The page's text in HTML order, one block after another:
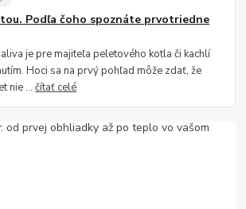
Podľa čoho spoznáte prvotriedne
je pre majiteľa peletového kotla či kachlí
Hoci sa na prvý pohľad môže zdať, že
nie ...čítať celé